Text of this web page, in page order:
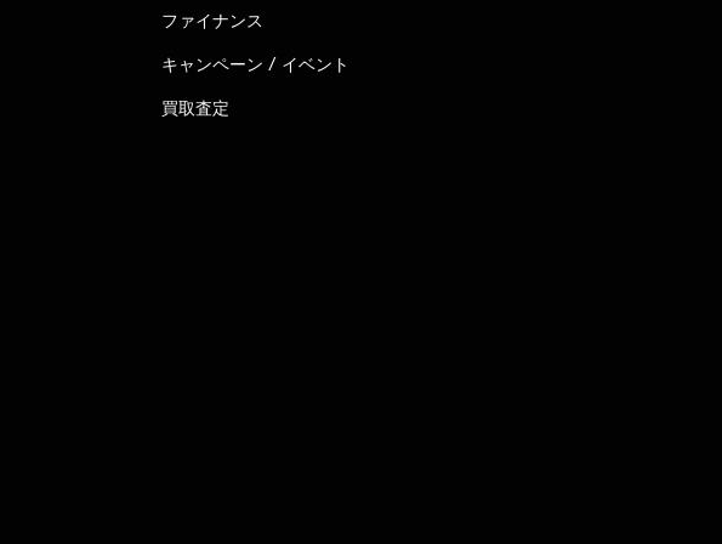
ファイナンス
キャンペーン / イベント
買取査定